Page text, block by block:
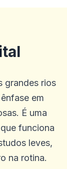
grandes rios
em
É uma
funciona
leves,
na rotina.
e geral é um
opções de
de volta ao